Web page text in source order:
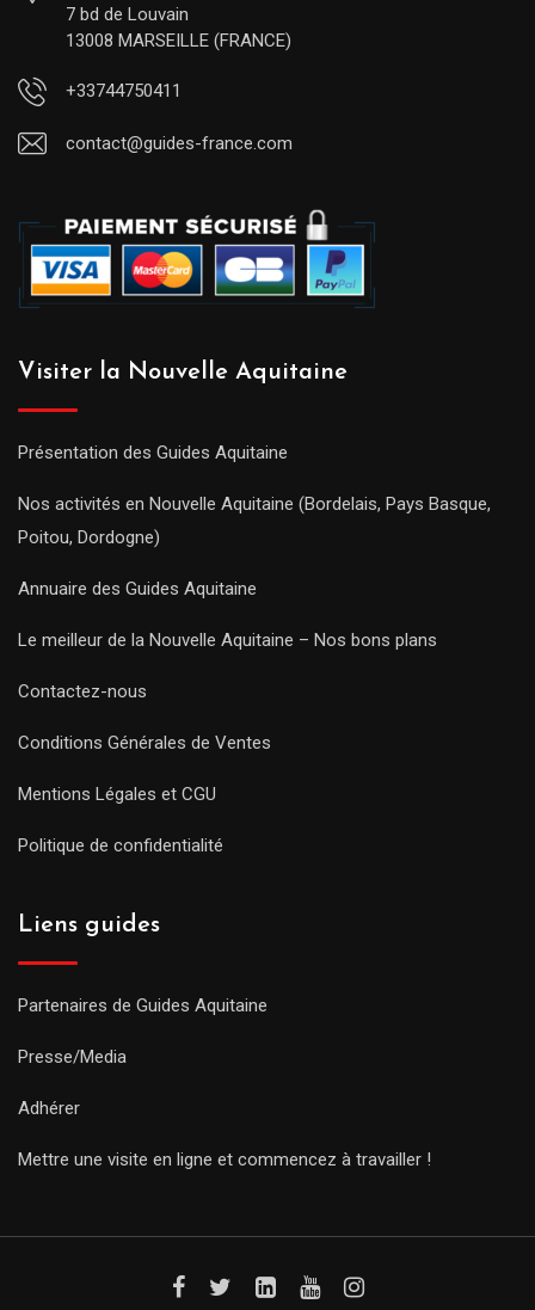
7 bd de Louvain
13008 MARSEILLE (FRANCE)
+33744750411
contact@guides-france.com
Visiter la Nouvelle Aquitaine
Présentation des Guides Aquitaine
Nos activités en Nouvelle Aquitaine (Bordelais, Pays Basque,
Poitou, Dordogne)
Annuaire des Guides Aquitaine
Le meilleur de la Nouvelle Aquitaine – Nos bons plans
Contactez-nous
Conditions Générales de Ventes
Mentions Légales et CGU
Politique de confidentialité
Liens guides
Partenaires de Guides Aquitaine
Presse/Media
Adhérer
Mettre une visite en ligne et commencez à travailler !